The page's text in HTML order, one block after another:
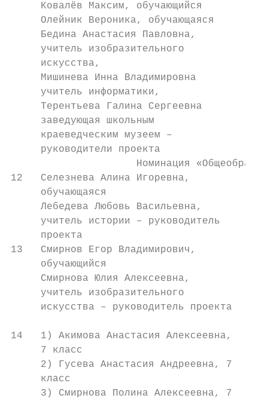
Ковалёв Максим, обучающийся
Олейник Вероника, обучающаяся
Бедина Анастасия Павловна,
учитель изобразительного
искусства,
Мишинева Инна Владимировна
учитель информатики,
Терентьева Галина Сергеевна
заведующая школьным
     краеведческим музеем –
     руководители проекта
Номинация
12   Селезнева Алина Игоревна,
обучающаяся
Лебедева Любовь Васильевна,
учитель истории – руководитель
     проекта
13   Смирнов Егор Владимирович,
обучающийся
Смирнова Юлия Алексеевна,
учитель изобразительного
искусства – руководитель проекта
14   1) Акимова Анастасия Алексеевна,
7 класс
2) Гусева Анастасия Андреевна, 7
     класс
     3) Смирнова Полина Алексеевна, 7